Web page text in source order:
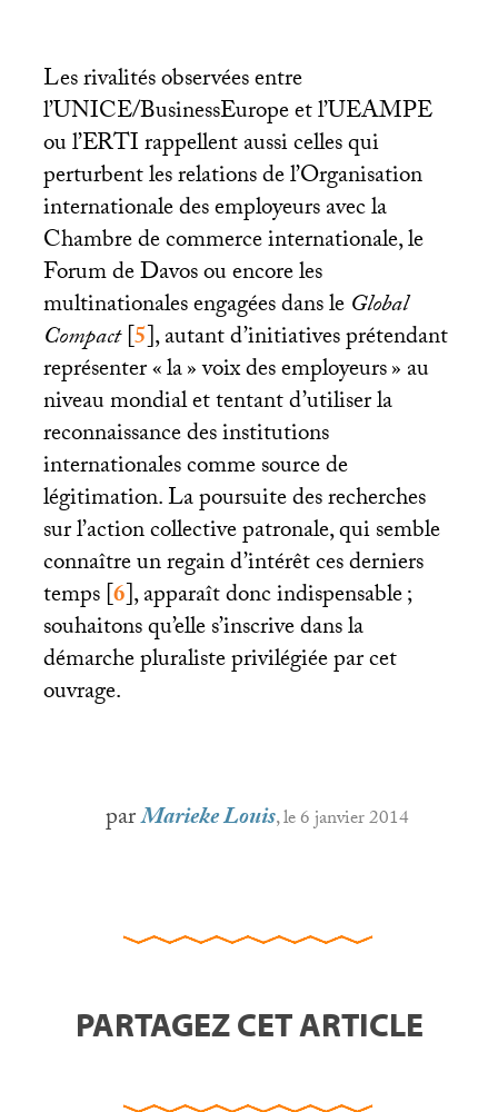
Les rivalités observées entre
l’UNICE/BusinessEurope et l’UEAMPE
ou l’ERTIrappellent aussi celles qui
perturbent les relations de l’Organisation
internationale des employeurs avec la
Chambre de commerce internationale, le
Forum de Davos ou encore les
multinationales engagées dans leGlobal
Compact[5], autant d’initiatives prétendant
représenter «la» voix des employeurs» au
niveau mondial et tentant d’utiliser la
reconnaissance des institutions
internationales comme source de
légitimation. La poursuite des recherches
sur l’action collective patronale, qui semble
connaître un regain d’intérêt ces derniers
temps[6], apparaît donc indispensable;
souhaitons qu’elle s’inscrive dans la
démarche pluraliste privilégiée par cet
ouvrage.
parMarieke Louis, le 6 janvier 2014
PARTAGEZ CET ARTICLE